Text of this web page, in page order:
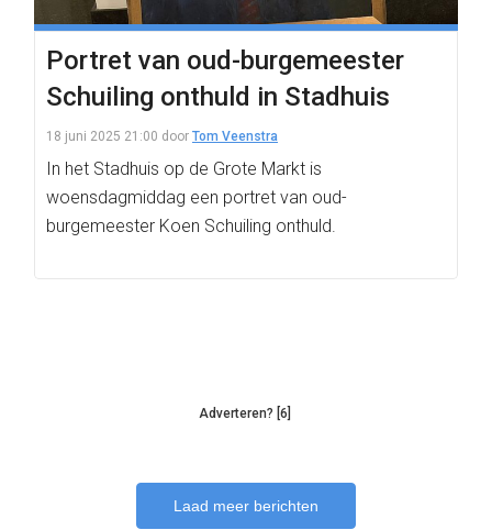
Portret van oud-burgemeester
Schuiling onthuld in Stadhuis
18 juni 2025 21:00 door Tom Veenstra
In het Stadhuis op de Grote Markt is
woensdagmiddag een portret van oud-
burgemeester Koen Schuiling onthuld.
Adverteren? [6]
Laad meer berichten